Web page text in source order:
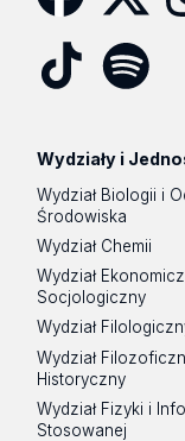
Wydziały i
Wydział Biologii i
Środowiska
Wydział Chemii
Wydział
Socjologiczny
Wydział
Wydział
Historyczny
Wydział Fizyki i
Stosowanej